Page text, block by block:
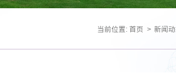
当前位置: 首页 > 新闻